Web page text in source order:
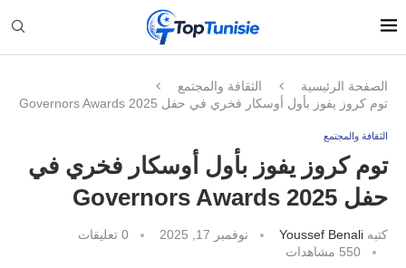
الصفحة الرئيسية
الثقافة والمجتمع
توم كروز يفوز بأول أوسكار فخري في حفل Governors Awards 2025
الثقافة والمجتمع
توم كروز يفوز بأول أوسكار فخري في
حفل Governors Awards 2025
كتبه Youssef Benali نوفمبر 17, 2025
0 تعليقات
550 مشاهدات